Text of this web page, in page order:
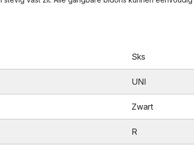
Sks
UNI
Zwart
R